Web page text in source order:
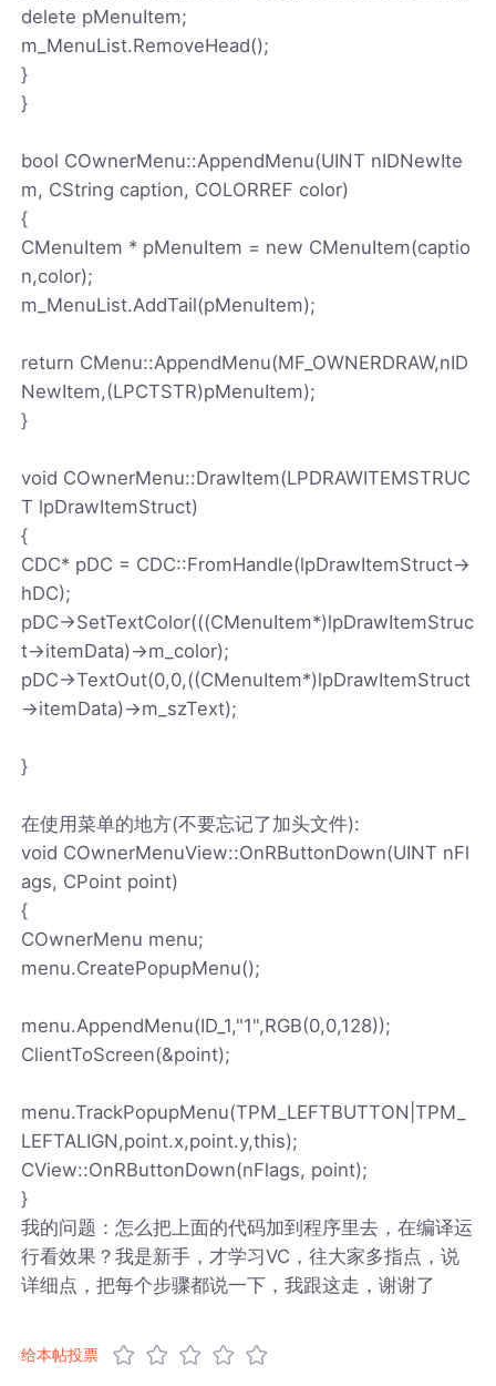
delete pMenuItem;
m_MenuList.RemoveHead();
}
}
bool COwnerMenu::AppendMenu(UINT nIDNewIte
m, CString caption, COLORREF color)
{
CMenuItem * pMenuItem = new CMenuItem(captio
n,color);
m_MenuList.AddTail(pMenuItem);
return CMenu::AppendMenu(MF_OWNERDRAW,nID
NewItem,(LPCTSTR)pMenuItem);
}
void COwnerMenu::DrawItem(LPDRAWITEMSTRUC
T lpDrawItemStruct)
{
CDC* pDC = CDC::FromHandle(lpDrawItemStruct->
hDC);
pDC->SetTextColor(((CMenuItem*)lpDrawItemStruc
t->itemData)->m_color);
pDC->TextOut(0,0,((CMenuItem*)lpDrawItemStruct
->itemData)->m_szText);
}
在使用菜单的地方(不要忘记了加头文件):
void COwnerMenuView::OnRButtonDown(UINT nFl
ags, CPoint point)
{
COwnerMenu menu;
menu.CreatePopupMenu();
menu.AppendMenu(ID_1,"1",RGB(0,0,128));
ClientToScreen(&point);
menu.TrackPopupMenu(TPM_LEFTBUTTON|TPM_
LEFTALIGN,point.x,point.y,this);
CView::OnRButtonDown(nFlags, point);
}
我的问题：怎么把上面的代码加到程序里去，在编译运
行看效果？我是新手，才学习VC，往大家多指点，说
详细点，把每个步骤都说一下，我跟这走，谢谢了
给本帖投票